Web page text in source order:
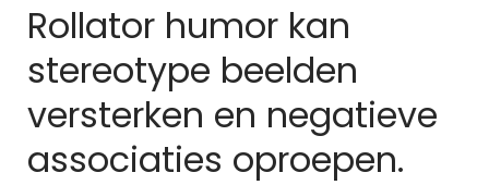
Rollator humor kan
stereotype beelden
versterken en negatieve
associaties oproepen.